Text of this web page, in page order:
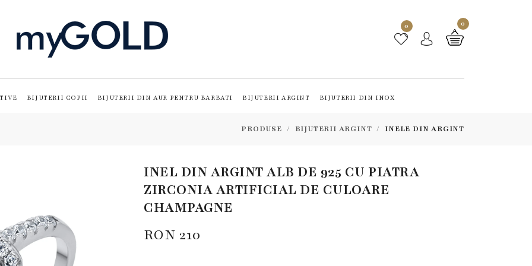
0 0
BIJUTERII COPII BIJUTERII DIN AUR PENTRU BARBATI BIJUTERII ARGINT BIJUTERII DIN INOX
PRODUSE BIJUTERII ARGINT INELE DIN ARGINT
INEL DIN ARGINT ALB DE 925 CU PIATRA
ZIRCONIA ARTIFICIAL DE CULOARE
CHAMPAGNE
RON 210